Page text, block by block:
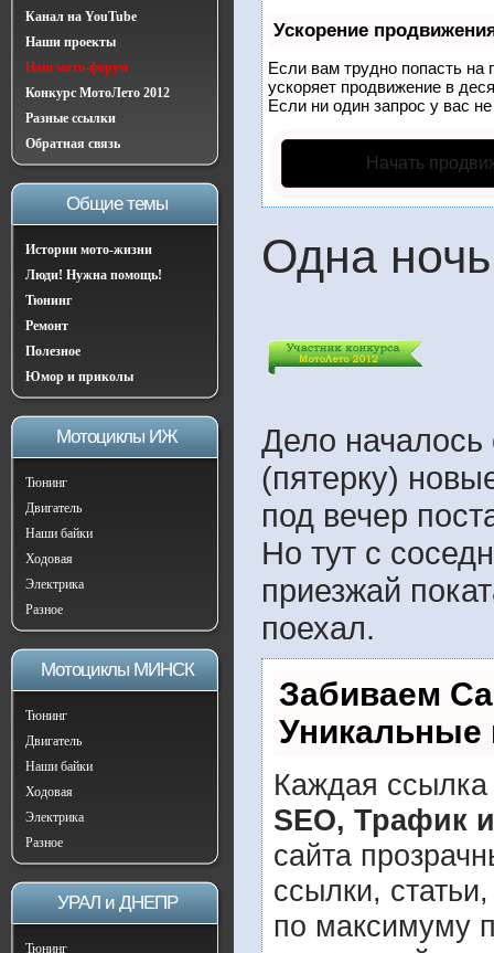
Канал на YouTube
Наши проекты
Наш мото-форум
Конкурс МотоЛето 2012
Разные ссылки
Обратная связь
Общие темы
Истории мото-жизни
Люди! Нужна помощь!
Тюнинг
Ремонт
Полезное
Юмор и приколы
Мотоциклы ИЖ
Тюнинг
Двигатель
Наши байки
Ходовая
Электрика
Разное
Мотоциклы МИНСК
Тюнинг
Двигатель
Наши байки
Ходовая
Электрика
Разное
УРАЛ и ДНЕПР
Тюнинг
Ускорение
Если вам трудно попасть на
ускоряет продвижение в
Если ни один запрос у вас
Начать
Одна
Дело началось
(пятерку)
под вечер
Но тут с
приезжай
поехал.
Забиваем
Уникальные
Каждая ссылка
SEO, Трафик
сайта
ссылки,
по максимуму